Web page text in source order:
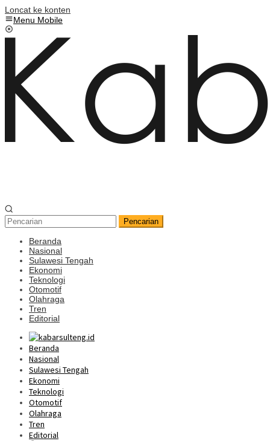
Loncat ke konten
Menu Mobile
Pencarian
Beranda
Nasional
Sulawesi Tengah
Ekonomi
Teknologi
Otomotif
Olahraga
Tren
Editorial
Beranda
Nasional
Sulawesi Tengah
Ekonomi
Teknologi
Otomotif
Olahraga
Tren
Editorial